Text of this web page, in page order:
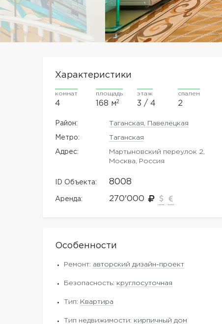
Характеристики
комнат
4
площадь
168 м2
этаж
3 / 4
спален
2
Район: Таганская, Павелецкая
Метро: Таганская
Адрес:
Мартыновский переулок 2,
Москва, Россия
ID Объекта: 8008
Аренда: 270'000
Особенности
Ремонт: авторский дизайн-проект
Безопасность: круглосуточная
Тип: Квартира
Тип недвижимости: кирпичный дом